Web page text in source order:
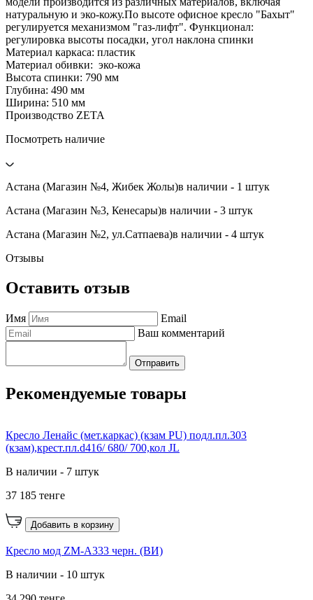
натуральную и эко-кожу.По высоте офисное кресло "Бахыт"
регулируется механизмом "газ-лифт". Функционал:
регулировка высоты посадки, угол наклона спинки
Материал каркаса: пластик
Материал обивки: эко-кожа
Высота спинки: 790 мм
Глубина: 490 мм
Ширина: 510 мм
Производство ZETA
Посмотреть наличие
Астана (Магазин №4, Жибек Жолы)в наличии - 1 штук
Астана (Магазин №3, Кенесары)в наличии - 3 штук
Астана (Магазин №2, ул.Сатпаева)в наличии - 4 штук
Отзывы
Оставить отзыв
Имя
Email
Ваш комментарий
Отправить
Рекомендуемые товары
Кресло Ленайс (мет.каркас) (кзам PU) подл.пл.303
(кзам),крест.пл.d416/ 680/ 700,кол JL
В наличии - 7 штук
37 185 тенге
Добавить в корзину
Кресло мод ZM-A333 черн. (ВИ)
В наличии - 10 штук